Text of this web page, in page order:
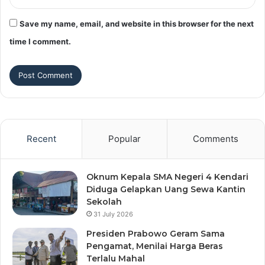
Save my name, email, and website in this browser for the next
time I comment.
Recent Popular Comments
Oknum Kepala SMA Negeri 4 Kendari
Diduga Gelapkan Uang Sewa Kantin
Sekolah
31 July 2026
Presiden Prabowo Geram Sama
Pengamat, Menilai Harga Beras
Terlalu Mahal